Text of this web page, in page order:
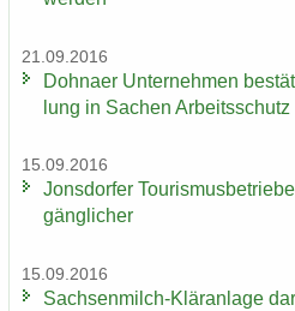
21.09.2016
Dohna­er Un­ter­neh­men
lung in Sa­chen Ar­beits­schutz
15.09.2016
Jons­dor­fer
gäng­li­cher
15.09.2016
Sachsenmilch-​Kläranlage